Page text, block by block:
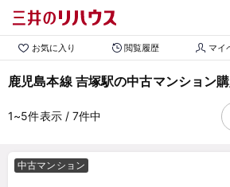
お気に入り 閲覧履歴 マイ
鹿児島本線 吉塚駅の中古マンション
1~5件表示/ 7件中
中古マンション